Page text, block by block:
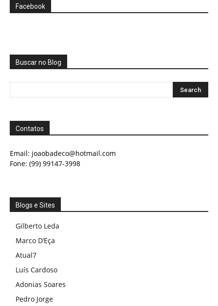
Facebook
Buscar no Blog
Contatos
Email: joaobadeco@hotmail.com
Fone: (99) 99147-3998
Blogs e Sites
Gilberto Leda
Marco D’Eça
Atual7
Luís Cardoso
Adonias Soares
Pedro Jorge